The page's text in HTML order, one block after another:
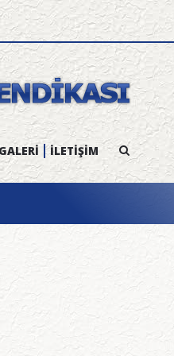
GALERİ İLETİŞİM